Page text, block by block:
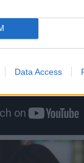
Data Access